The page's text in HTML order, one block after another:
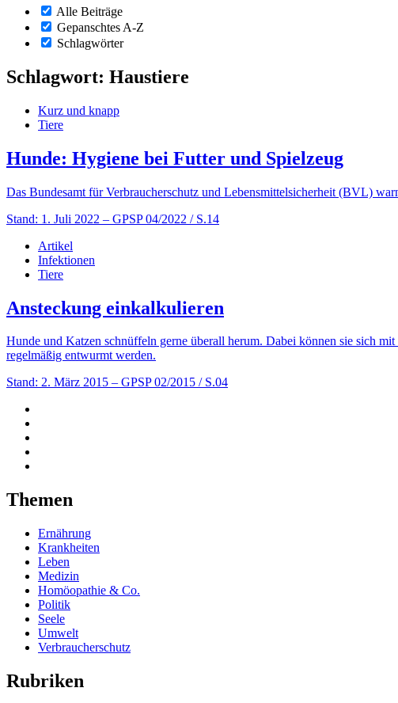
Alle Beiträge
Gepanschtes A-Z
Schlagwörter
Schlagwort: Haustiere
Kurz und knapp
Tiere
Hunde: Hygiene bei Futter und Spielzeug
Das Bundesamt für Verbraucherschutz und Lebensmittelsicherheit (BVL)
Stand: 1. Juli 2022 – GPSP 04/2022 / S.14
Artikel
Infektionen
Tiere
Ansteckung einkalkulieren
Hunde und Katzen schnüffeln gerne überall herum. Dabei können sie sich
regelmäßig entwurmt werden.
Stand: 2. März 2015 – GPSP 02/2015 / S.04
Themen
Ernährung
Krankheiten
Leben
Medizin
Homöopathie & Co.
Politik
Seele
Umwelt
Verbraucherschutz
Rubriken